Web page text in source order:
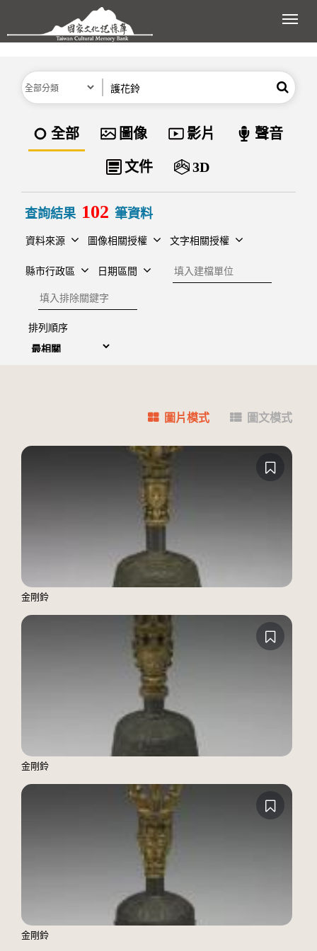
跳到主要內容區塊
展
分類 搜尋
資料類型
全部 圖像 影片 聲音
文件 3D
查詢結果 102 筆資料
資料來源 圖像相關授權 文字相關授權
縣市行政區 日期區間
建檔單位
排除關鍵字
排列順序
圖片模式 圖文模式
金剛鈴
金剛鈴
金剛鈴